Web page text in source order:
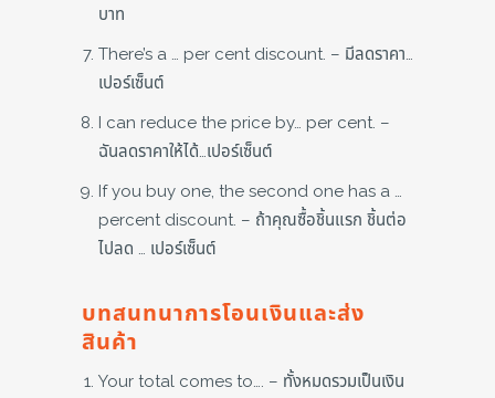
บาท
There’s a … per cent discount. – มีลดราคา…
เปอร์เซ็นต์
I can reduce the price by… per cent. –
ฉันลดราคาให้ได้…เปอร์เซ็นต์
If you buy one, the second one has a …
percent discount. – ถ้าคุณซื้อชิ้นแรก ชิ้นต่อ
ไปลด … เปอร์เซ็นต์
บทสนทนาการโอนเงินและส่ง
สินค้า
Your total comes to…. – ทั้งหมดรวมเป็นเงิน